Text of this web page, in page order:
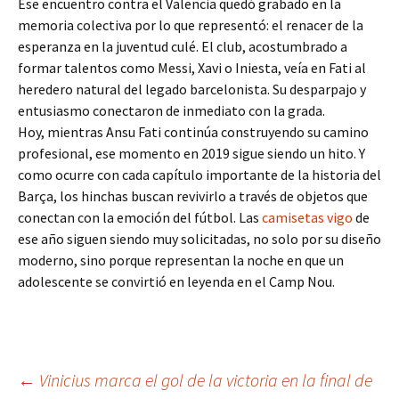
Ese encuentro contra el Valencia quedó grabado en la
memoria colectiva por lo que representó: el renacer de la
esperanza en la juventud culé. El club, acostumbrado a
formar talentos como Messi, Xavi o Iniesta, veía en Fati al
heredero natural del legado barcelonista. Su desparpajo y
entusiasmo conectaron de inmediato con la grada.
Hoy, mientras Ansu Fati continúa construyendo su camino
profesional, ese momento en 2019 sigue siendo un hito. Y
como ocurre con cada capítulo importante de la historia del
Barça, los hinchas buscan revivirlo a través de objetos que
conectan con la emoción del fútbol. Las camisetas vigo de
ese año siguen siendo muy solicitadas, no solo por su diseño
moderno, sino porque representan la noche en que un
adolescente se convirtió en leyenda en el Camp Nou.
← Vinicius marca el gol de la victoria en la final de